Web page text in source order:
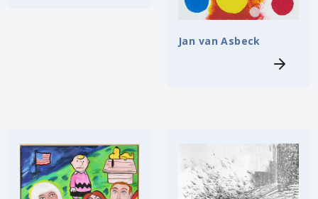
Jan van Asbeck